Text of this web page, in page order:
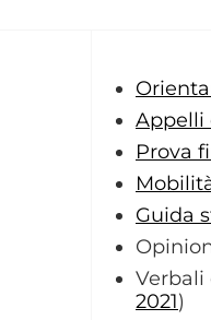
Appelli
Prova
Guida
Verbali
2021)